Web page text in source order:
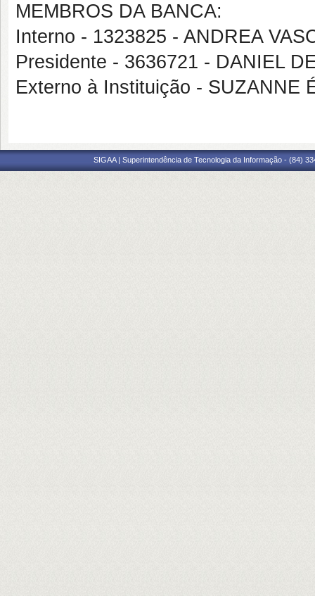
MEMBROS DA BANCA:
Interno - 1323825 - ANDREA
Presidente - 3636721 - DANIEL
Externo à Instituição - SUZANNE
SIGAA | Superintendência de Tecnologia da Informação - (84)